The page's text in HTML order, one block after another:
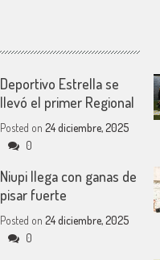
Deportivo Estrella se
llevó el primer Regional
Posted on 24 diciembre, 2025
0
Niupi llega con ganas de
pisar fuerte
Posted on 24 diciembre, 2025
0